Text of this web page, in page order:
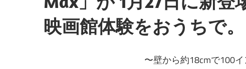
映画館体験をおうちで。
〜壁から約18cmで100